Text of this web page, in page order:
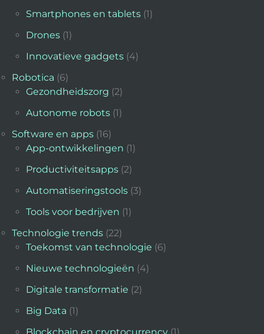
Smartphones en tablets (1)
Drones (1)
Innovatieve gadgets (4)
Robotica (6)
Gezondheidszorg (2)
Autonome robots (1)
Software en apps (16)
App-ontwikkelingen (1)
Productiviteitsapps (2)
Automatiseringstools (3)
Tools voor bedrijven (1)
Technologie trends (22)
Toekomst van technologie (6)
Nieuwe technologieën (4)
Digitale transformatie (2)
Big Data (1)